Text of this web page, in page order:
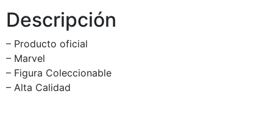
Descripción
– Producto oficial
– Marvel
– Figura Coleccionable
– Alta Calidad